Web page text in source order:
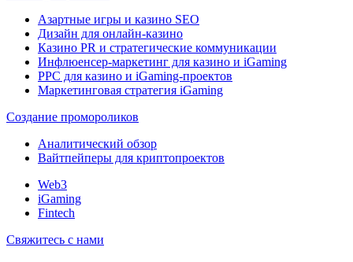
Азартные игры и казино SEO
Дизайн для онлайн-казино
Казино PR и стратегические коммуникации
Инфлюенсер-маркетинг для казино и iGaming
PPC для казино и iGaming-проектов
Маркетинговая стратегия iGaming
Создание промороликов
Аналитический обзор
Вайтпейперы для криптопроектов
Web3
iGaming
Fintech
Свяжитесь с нами